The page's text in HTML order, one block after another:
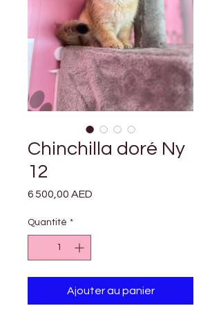
Chinchilla doré Ny
12
6 500,00 AED
Quantité *
Ajouter au panier